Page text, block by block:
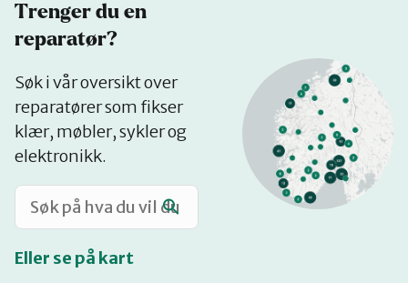
Forbehold
Hvorfor reparere?
Katalog
Mitt navn
Trenger du en
reparatør?
Søk i vår oversikt over
reparatører som fikser
klær, møbler, sykler og
elektronikk.
Eller se på kart
på
kart